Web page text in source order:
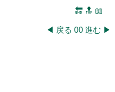
🔚 🔝 📖
◀ 戻る 00進む ▶